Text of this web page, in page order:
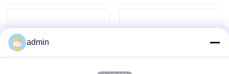
Vraag een offerte
admin